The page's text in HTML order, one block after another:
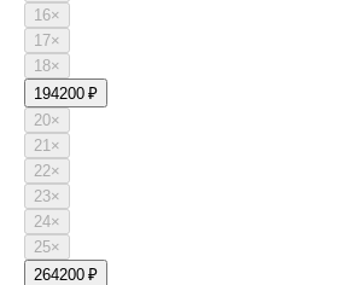
16×
17×
18×
194200 ₽
20×
21×
22×
23×
24×
25×
264200 ₽